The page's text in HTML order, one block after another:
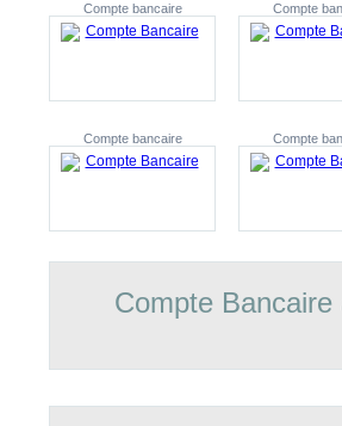
Compte bancaire Compte
Compte bancaire Compte
Compte